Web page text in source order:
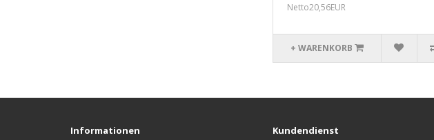
Netto20,56EUR
+ WARENKORB
Informationen Kundendienst